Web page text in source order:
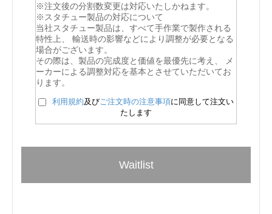
※注文後の分割数変更は対応いたしかねます。
※スタチュー製品の対応について
当社スタチュー製品は、すべて手作業で製作される
特性上、 輸送時の影響などにより調整が必要となる
場合がございます。
その際は、製品の完成度と価値を最優先に考え、 メ
ーカーによる調整対応を基本とさせていただいてお
ります。
利用規約及びご注文時の注意事項に同意して注文い
たします
Waitlist